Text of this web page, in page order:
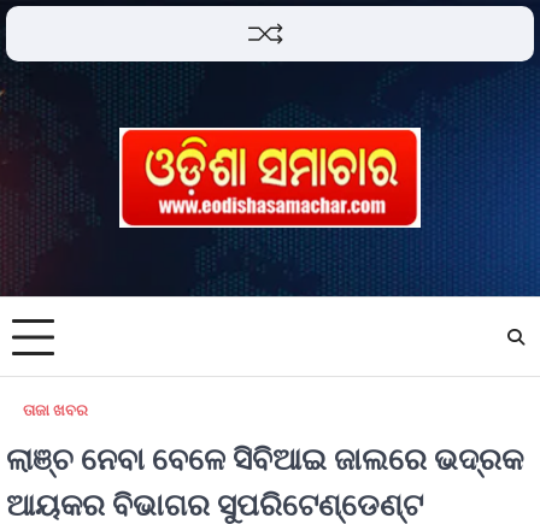
ତାଜା ଖବର
ଲାଞ୍ଚ ନେବା ବେଳେ ସିବିଆଇ ଜାଲରେ ଭଦ୍ରକ
ଆୟକର ବିଭାଗର ସୁପରିଟେଣ୍ଡେଣ୍ଟ